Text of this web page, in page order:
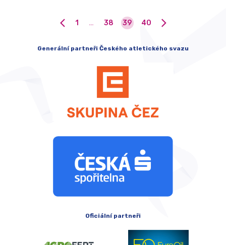
1 … 38 39 40
Generální partneři Českého atletického svazu
Oficiální partneři